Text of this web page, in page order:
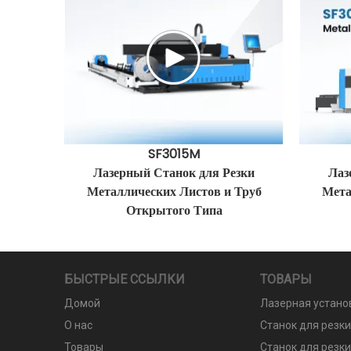
SF3015M
Лазерный Станок для Резки
Металлических Листов и Труб
Открытого Типа
БЫСТРЫЕ ССЫЛКИ
Домой
О нас
Товары
ТОВАРЫ
Лазерная
Станок для
Станок для